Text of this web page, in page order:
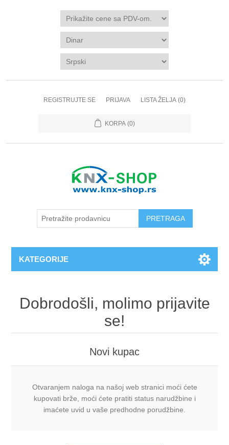
REGISTRUJTE SE PRIJAVA LISTA ŽELJA (0)
KORPA (0)
KATEGORIJE
Dobrodošli, molimo prijavite
se!
Novi kupac
Otvaranjem naloga na našoj web stranici moći ćete
kupovati brže, moći ćete pratiti status narudžbine i
imaćete uvid u vaše predhodne porudžbine.